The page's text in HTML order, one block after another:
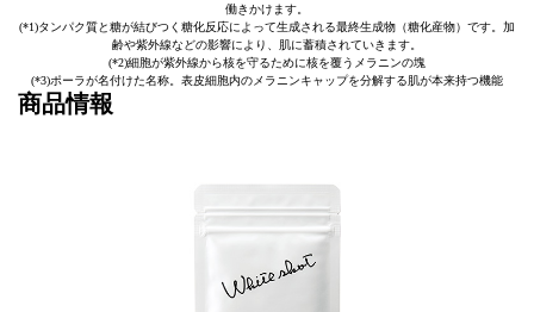
働きかけます。
(*1)タンパク質と糖が結びつく糖化反応によって生成される最終生成物（糖化産物）です。加
齢や紫外線などの影響により、肌に蓄積されていきます。
(*2)細胞が紫外線から核を守るために核を覆うメラニンの塊
(*3)ポーラが名付けた名称。表皮細胞内のメラニンキャップを分解する肌が本来持つ機能
商品情報